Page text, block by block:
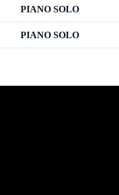
PIANO SOLO
PIANO SOLO